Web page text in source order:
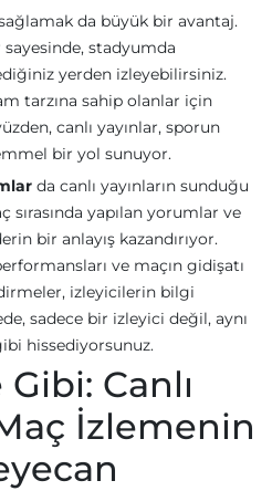
da büyük bir avantaj.
stadyumda
yerden izleyebilirsiniz.
tarzına sahip olanlar için
canlı yayınlar, sporun
bir yol sunuyor.
da canlı yayınların sunduğu
yapılan yorumlar ve
bir anlayış kazandırıyor.
ve maçın gidişatı
izleyicilerin bilgi
sadece bir izleyici değil, aynı
hissediyorsunuz.
Canlı
İzlemenin